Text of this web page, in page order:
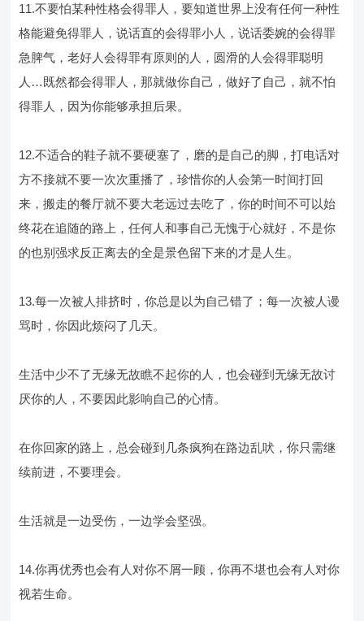
11.不要怕某种性格会得罪人，要知道世界上没有任何一种性
格能避免得罪人，说话直的会得罪小人，说话委婉的会得罪
急脾气，老好人会得罪有原则的人，圆滑的人会得罪聪明
人…既然都会得罪人，那就做你自己，做好了自己，就不怕
得罪人，因为你能够承担后果。
12.不适合的鞋子就不要硬塞了，磨的是自己的脚，打电话对
方不接就不要一次次重播了，珍惜你的人会第一时间打回
来，搬走的餐厅就不要大老远过去吃了，你的时间不可以始
终花在追随的路上，任何人和事自己无愧于心就好，不是你
的也别强求反正离去的全是景色留下来的才是人生。
13.每一次被人排挤时，你总是以为自己错了；每一次被人谩
骂时，你因此烦闷了几天。
生活中少不了无缘无故瞧不起你的人，也会碰到无缘无故讨
厌你的人，不要因此影响自己的心情。
在你回家的路上，总会碰到几条疯狗在路边乱吠，你只需继
续前进，不要理会。
生活就是一边受伤，一边学会坚强。
14.你再优秀也会有人对你不屑一顾，你再不堪也会有人对你
视若生命。